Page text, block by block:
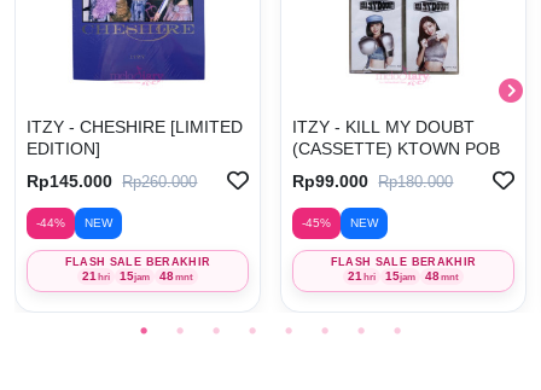
ITZY - CHESHIRE [LIMITED
EDITION]
Rp145.000 Rp260.000
-44% NEW
FLASH SALE BERAKHIR
21 hri 15jam 48mnt
ITZY - KILL MY DOUBT
(CASSETTE) KTOWN POB
Rp99.000 Rp180.000
-45% NEW
FLASH SALE BERAKHIR
21 hri 15jam 48mnt